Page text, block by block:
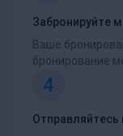
Забронируйте
Ваше
бронирование
4
Отправляйтесь